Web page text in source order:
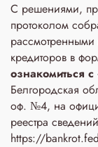
С решениями,
протоколом
кредиторов в
ознакомиться
Белгородская
оф. №4, на
реестра
https://